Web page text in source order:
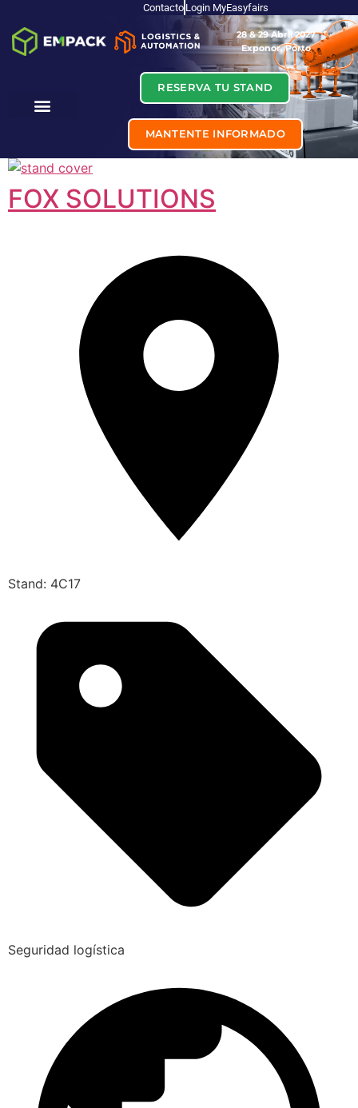
Contacto Login MyEasyfairs
28 & 29 Abril 2027
Exponor, Porto
RESERVA TU STAND
MANTENTE INFORMADO
FOX SOLUTIONS
Stand: 4C17
Seguridad logística